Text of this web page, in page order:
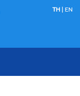
TH| EN